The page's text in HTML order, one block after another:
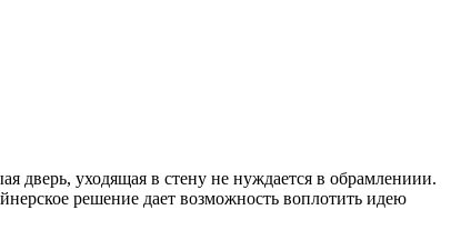
дверь, уходящая в стену не нуждается в обрамлениии.
решение дает возможность воплотить идею